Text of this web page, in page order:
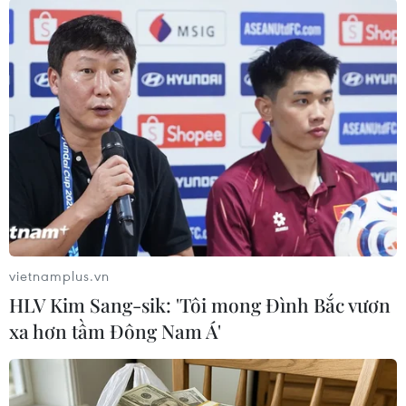
#AFF Cup #Tuyển Philippines
#Tuyển Indonesia
#McMenemy
Indonesia Philippines
Theo dõi VietnamPlus
TIN CÙNG CHUYÊN MỤC
vietnamplus.vn
HLV Kim Sang-sik: 'Tôi mong Đình Bắc vươn
xa hơn tầm Đông Nam Á'